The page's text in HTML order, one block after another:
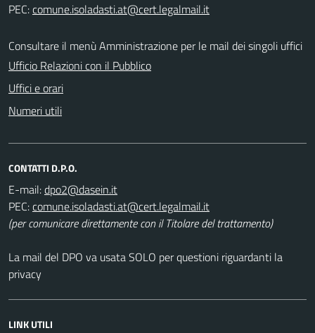
PEC:
Consultare il menù Amministrazione per le mail dei singoli uffici
Ufficio Relazioni con il Pubblico
Uffici e orari
Numeri utili
CONTATTI D.P.O.
E-mail:
PEC:
(per comunicare direttamente con il Titolare del trattamento)
La mail del DPO va usata SOLO per questioni riguardanti la
privacy
LINK UTILI